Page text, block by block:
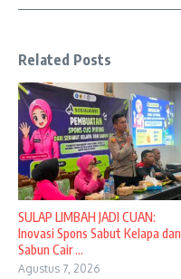
Related Posts
SULAP LIMBAH JADI CUAN:
Inovasi Spons Sabut Kelapa dan
Sabun Cair ...
Agustus 7, 2026